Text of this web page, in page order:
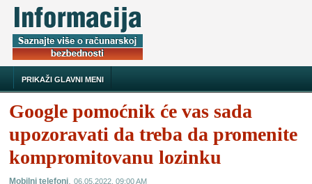
PRIKAŽI GLAVNI MENI
Google pomoćnik će vas sada
upozoravati da treba da promenite
kompromitovanu lozinku
Mobilni telefoni,06.05.2022, 09:00 AM